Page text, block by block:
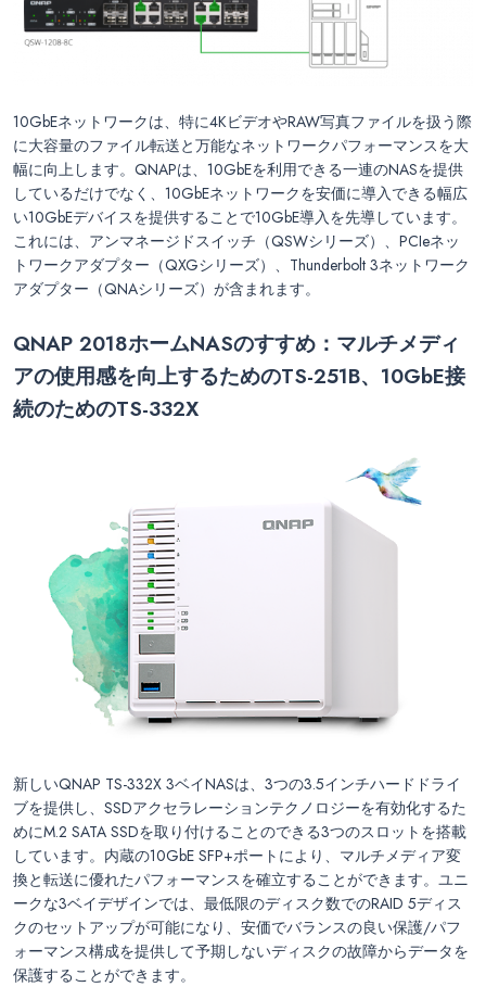
10GbEネットワークは、特に4KビデオやRAW写真ファイルを扱う際
に大容量のファイル転送と万能なネットワークパフォーマンスを大
幅に向上します。QNAPは、10GbEを利用できる一連のNASを提供
しているだけでなく、10GbEネットワークを安価に導入できる幅広
い10GbEデバイスを提供することで10GbE導入を先導しています。
これには、アンマネージドスイッチ（QSWシリーズ）、PCIeネッ
トワークアダプター（QXGシリーズ）、Thunderbolt 3ネットワーク
アダプター（QNAシリーズ）が含まれます。
QNAP 2018ホームNASのすすめ：マルチメディ
アの使用感を向上するためのTS-251B、10GbE接
続のためのTS-332X
新しいQNAP TS-332X 3ベイNASは、3つの3.5インチハードドライ
ブを提供し、SSDアクセラレーションテクノロジーを有効化するた
めにM.2 SATA SSDを取り付けることのできる3つのスロットを搭載
しています。内蔵の10GbE SFP+ポートにより、マルチメディア変
換と転送に優れたパフォーマンスを確立することができます。ユニ
ークな3ベイデザインでは、最低限のディスク数でのRAID 5ディス
クのセットアップが可能になり、安価でバランスの良い保護/パフ
ォーマンス構成を提供して予期しないディスクの故障からデータを
保護することができます。